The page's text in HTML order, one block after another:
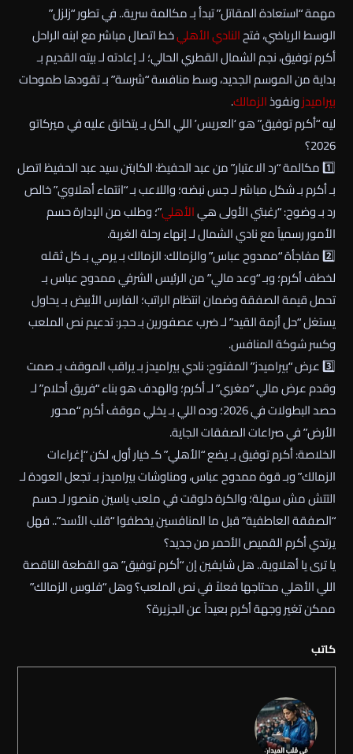
مهمة “استعادة المقاتل” تبدأ بـ مكالمة سرية.. في تطور “زلزل”
الوسط الرياضي، فتحالنادي الأهليخط اتصال مباشر مع ابنه الراحل
أكرم توفيق، نجم الشمال القطري الحالي؛ لـ إعادته لـ بيته القديم بـ
بداية من الموسم الجديد، وسط منافسة “شرسة” بـ تقودها طموحات
بيراميدزونفوذالزمالك.
ليه “أكرم توفيق” هو ‘العريس’ اللي الكل بـ يتخانق عليه في ميركاتو
2026؟
1️⃣ مكالمة “رد الاعتبار” من عبد الحفيظ: الكابتن سيد عبد الحفيظ اتصل
بـ أكرم بـ شكل مباشر لـ جس نبضه؛ واللاعب بـ “انتماء أهلاوي” خالص
رد بـ وضوح: “رغبتي الأولى هيالأهلي”؛ وطلب من الإدارة حسم
الأمور رسمياً مع نادي الشمال لـ إنهاء رحلة الغربة.
2️⃣ مفاجأة “ممدوح عباس” والزمالك: الزمالك بـ يرمي بـ كل ثقله
لخطف أكرم؛ وبـ “وعد مالي” من الرئيس الشرفي ممدوح عباس بـ
تحمل قيمة الصفقة وضمان انتظام الراتب؛ الفارس الأبيض بـ يحاول
يستغل “حل أزمة القيد” لـ ضرب عصفورين بـ حجر: تدعيم نص الملعب
وكسر شوكة المنافس.
3️⃣ عرض “بيراميدز” المفتوح: نادي بيراميدز بـ يراقب الموقف بـ صمت
وقدم عرض مالي “مغري” لـ أكرم؛ والهدف هو بناء “فريق أحلام” لـ
حصد البطولات في 2026؛ وده اللي بـ يخلي موقف أكرم “محور
الأرض” في صراعات الصفقات الجاية.
الخلاصة: أكرم توفيق بـ يضع “الأهلي” كـ خيار أول، لكن “إغراءات
الزمالك” وبـ قوة ممدوح عباس، ومناوشات بيراميدز بـ تجعل العودة لـ
التتش مش سهلة؛ والكرة دلوقت في ملعب ياسين منصور لـ حسم
“الصفقة العاطفية” قبل ما المنافسين يخطفوا “قلب الأسد”.. فهل
يرتدي أكرم القميص الأحمر من جديد؟
يا ترى يا أهلاوية.. هل شايفين إن “أكرم توفيق” هو القطعة الناقصة
اللي الأهلي محتاجها فعلاً في نص الملعب؟ وهل “فلوس الزمالك”
ممكن تغير وجهة أكرم بعيداً عن الجزيرة؟
كاتب